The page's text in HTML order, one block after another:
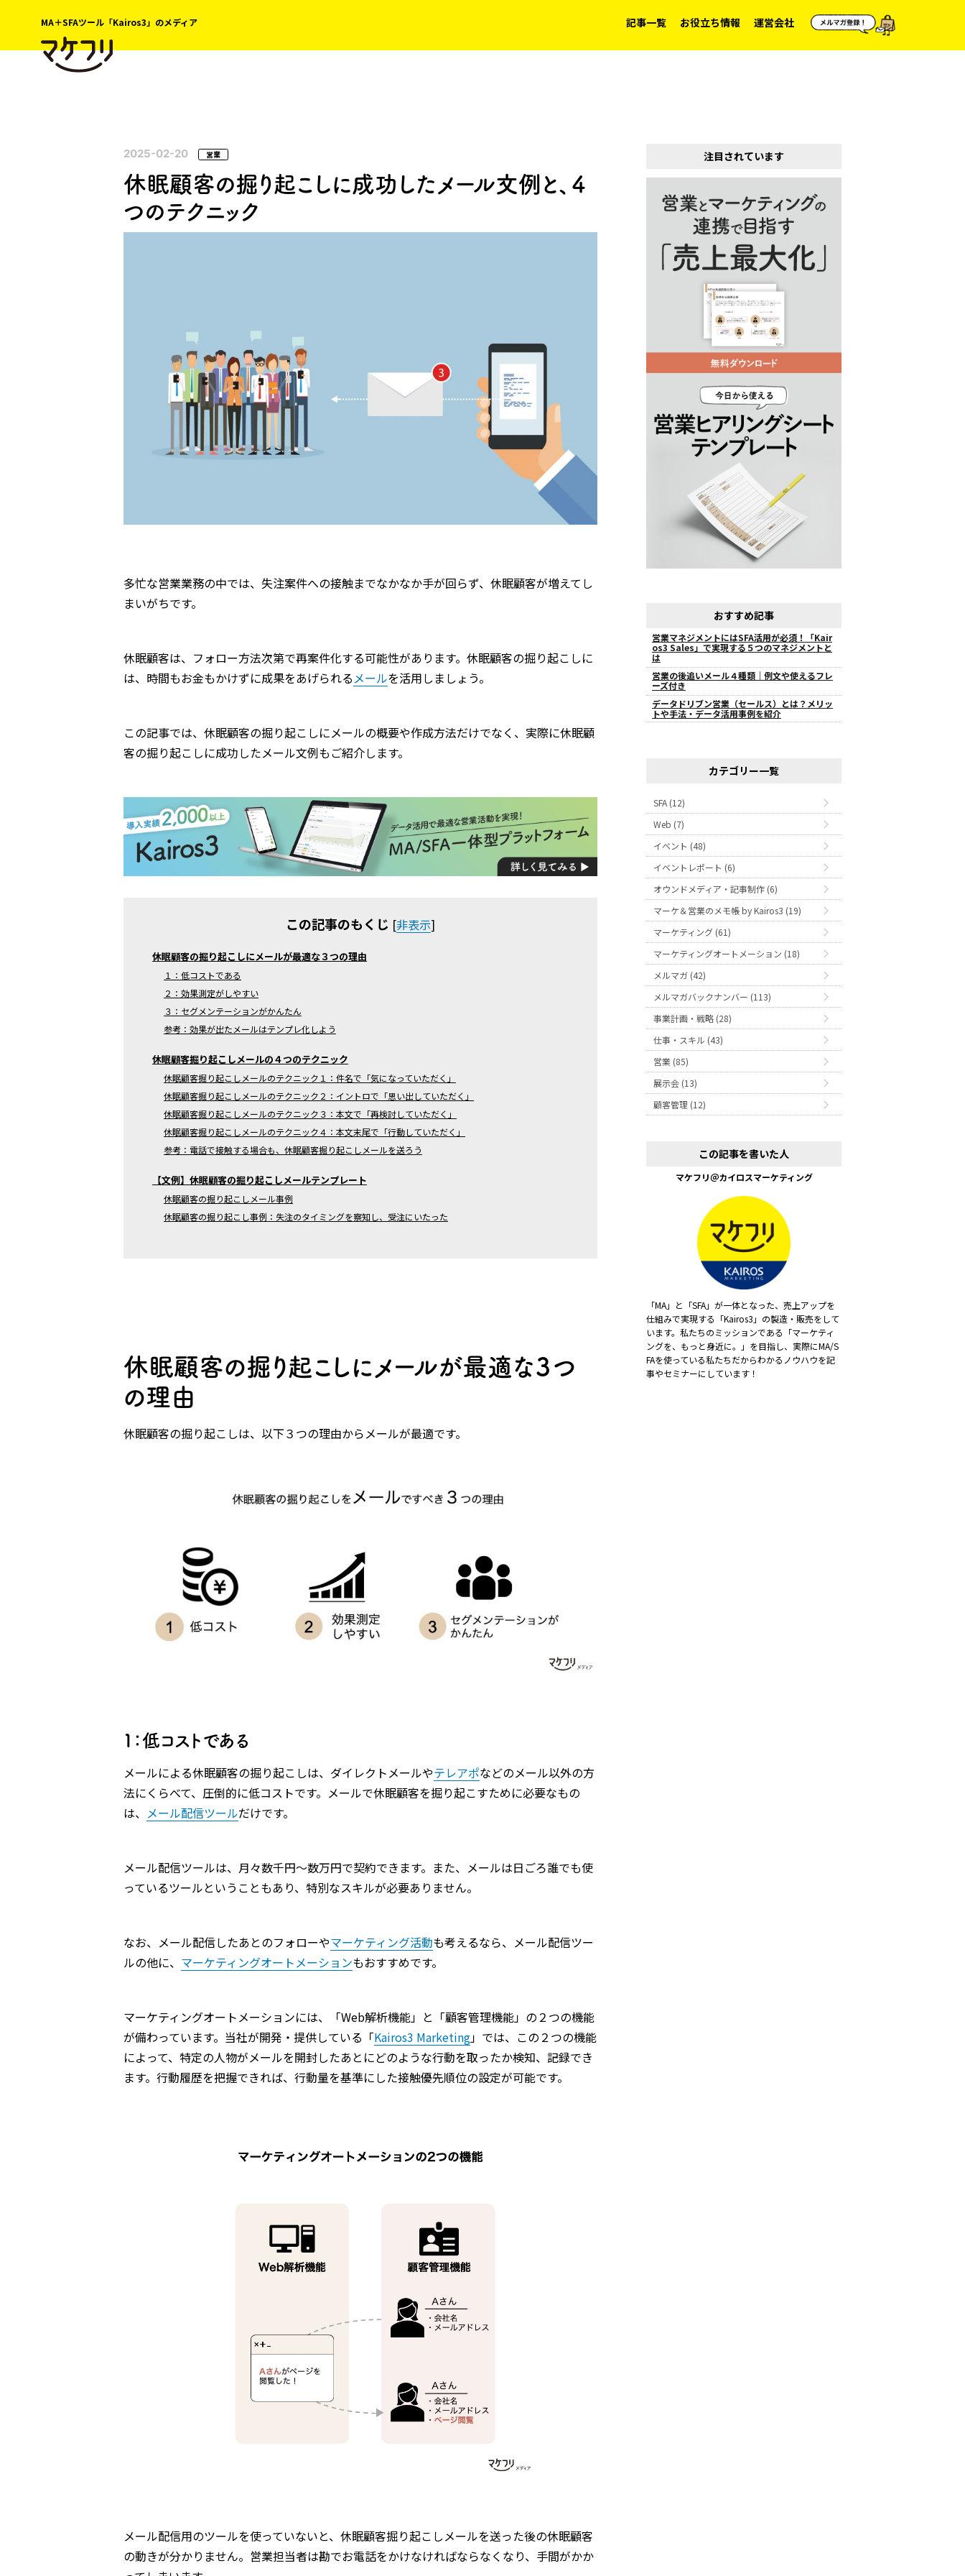
MA＋SFAツール「Kairos3」のメディア 記事一覧 お役立ち情報 運営会社
2025-02-20 営業
休眠顧客の掘り起こしに成功したメール文例と、４
つのテクニック
多忙な営業業務の中では、失注案件への接触までなかなか手が回らず、休眠顧客が増えてし
まいがちです。
休眠顧客は、フォロー方法次第で再案件化する可能性があります。休眠顧客の掘り起こしに
は、時間もお金もかけずに成果をあげられるメールを活用しましょう。
この記事では、休眠顧客の掘り起こしにメールの概要や作成方法だけでなく、実際に休眠顧
客の掘り起こしに成功したメール文例もご紹介します。
この記事のもくじ [非表示]
休眠顧客の掘り起こしにメールが最適な３つの理由
１：低コストである
２：効果測定がしやすい
３：セグメンテーションがかんたん
参考：効果が出たメールはテンプレ化しよう
休眠顧客掘り起こしメールの４つのテクニック
休眠顧客掘り起こしメールのテクニック１：件名で「気になっていただく」
休眠顧客掘り起こしメールのテクニック２：イントロで「思い出していただく」
休眠顧客掘り起こしメールのテクニック３：本文で「再検討していただく」
休眠顧客掘り起こしメールのテクニック４：本文末尾で「行動していただく」
参考：電話で接触する場合も、休眠顧客掘り起こしメールを送ろう
【文例】休眠顧客の掘り起こしメールテンプレート
休眠顧客の掘り起こしメール事例
休眠顧客の掘り起こし事例：失注のタイミングを察知し、受注にいたった
休眠顧客の掘り起こしにメールが最適な３つ
の理由
休眠顧客の掘り起こしは、以下３つの理由からメールが最適です。
１：低コストである
メールによる休眠顧客の掘り起こしは、ダイレクトメールやテレアポなどのメール以外の方
法にくらべて、圧倒的に低コストです。メールで休眠顧客を掘り起こすために必要なもの
は、 メール配信ツールだけです。
メール配信ツールは、月々数千円〜数万円で契約できます。また、メールは日ごろ誰でも使
っているツールということもあり、特別なスキルが必要ありません。
なお、メール配信したあとのフォローやマーケティング活動も考えるなら、メール配信ツー
ルの他に、 マーケティングオートメーションもおすすめです。
マーケティングオートメーションには、「Web解析機能」と「顧客管理機能」の２つの機能
が備わっています。当社が開発・提供している「Kairos3 Marketing」では、この２つの機能
によって、特定の人物がメールを開封したあとにどのような行動を取ったか検知、記録でき
ます。行動履歴を把握できれば、行動量を基準にした接触優先順位の設定が可能です。
メール配信用のツールを使っていないと、休眠顧客掘り起こしメールを送った後の休眠顧客
の動きが分かりません。営業担当者は勘でお電話をかけなければならなくなり、手間がかか
注目されています
おすすめ記事
営業マネジメントにはSFA活用が必須！「Kair
os3 Sales」で実現する５つのマネジメントと
は
営業の後追いメール４種類｜例文や使えるフレ
ーズ付き
データドリブン営業（セールス）とは？メリッ
トや手法・データ活用事例を紹介
カテゴリー一覧
SFA (12)
Web (7)
イベント (48)
イベントレポート (6)
オウンドメディア・記事制作 (6)
マーケ＆営業のメモ帳 by Kairos3 (19)
マーケティング (61)
マーケティングオートメーション (18)
メルマガ (42)
メルマガバックナンバー (113)
事業計画・戦略 (28)
仕事・スキル (43)
営業 (85)
展示会 (13)
顧客管理 (12)
この記事を書いた人
マケフリ＠カイロスマーケティング
「MA」と「SFA」が一体となった、売上アップを
仕組みで実現する「Kairos3」の製造・販売をして
います。私たちのミッションである「マーケティ
ングを、もっと身近に。」を目指し、実際にMA/S
FAを使っている私たちだからわかるノウハウを記
事やセミナーにしています！